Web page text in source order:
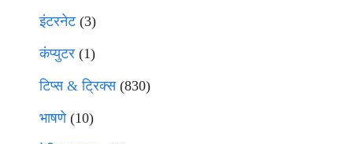
इंटरनेट(3)
कंप्युटर (1)
टिप्स & ट्रिक्स(830)
भाषणे(10)